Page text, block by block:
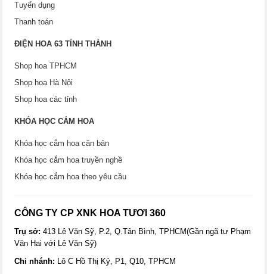
Tuyển dụng
Thanh toán
ĐIỆN HOA 63 TỈNH THÀNH
Shop hoa TPHCM
Shop hoa Hà Nội
Shop hoa các tỉnh
KHÓA HỌC CẮM HOA
Khóa học cắm hoa căn bản
Khóa học cắm hoa truyền nghề
Khóa học cắm hoa theo yêu cầu
CÔNG TY CP XNK HOA TƯƠI 360
Trụ sở:413 Lê Văn Sỹ, P.2, Q.Tân Bình, TPHCM(Gần ngã tư Phạm
Văn Hai với Lê Văn Sỹ)
Chi nhánh: Lô C Hồ Thị Kỷ, P1, Q10, TPHCM